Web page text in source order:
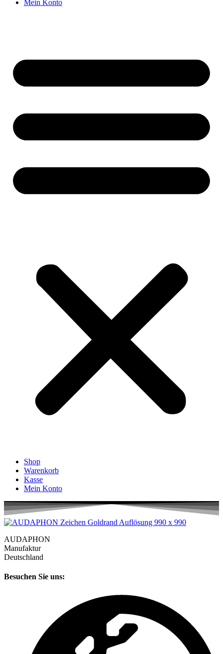
Mein Konto
Shop
Warenkorb
Kasse
Mein Konto
AUDAPHON
Manufaktur
Deutschland
Besuchen Sie uns: